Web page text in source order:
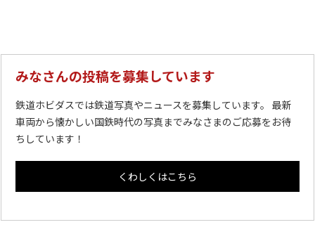
みなさんの投稿を募集しています
鉄道ホビダスでは鉄道写真やニュースを募集しています。 最新
車両から懐かしい国鉄時代の写真までみなさまのご応募をお待
ちしています！
くわしくはこちら